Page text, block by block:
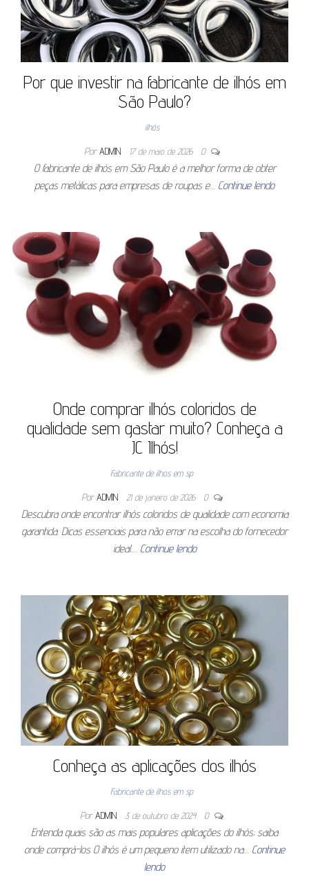
Por que investir na fabricante de ilhós em
São Paulo?
ilhós
Por ADMIN 17 de maio de 2026 0
O fabricante de ilhós em São Paulo é a melhor forma de obter
peças metálicas para empresas de roupas e… Continue lendo
Onde comprar ilhós coloridos de
qualidade sem gastar muito? Conheça a
JC Ilhós!
Fabricante de ilhos em sp
Por ADMIN 21 de janeiro de 2026 0
Descubra onde encontrar ilhós coloridos de qualidade com economia
garantida. Dicas essenciais para não errar na escolha do fornecedor
ideal.… Continue lendo
Conheça as aplicações dos ilhós
Fabricante de ilhos em sp
Por ADMIN 3 de outubro de 2024 0
Entenda quais são as mais populares aplicações do ilhós; saiba
onde comprá-los O ilhós é um pequeno item utilizado na… Continue
lendo